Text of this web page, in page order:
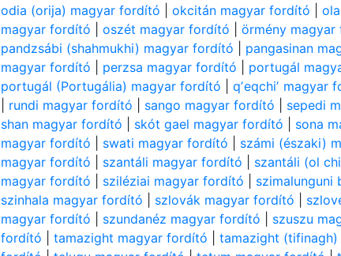
odia (orija) magyar fordító |okcitán magyar fordító |
magyar fordító |oszét magyar fordító |örmény magyar
pandzsábi (shahmukhi) magyar fordító
pangasinan
magyar fordító
perzsa magyar fordító portugál
portugál (Portugália) magyar fordító |qʼeqchiʼ magyar
rundi magyar fordító sango magyar fordító sepedi
shan magyar fordító
skót gael magyar fordító sona
magyar fordító
swati magyar fordító számi (északi)
magyar fordító
szantáli magyar fordító szantáli (ol
magyar fordító
sziléziai magyar fordító szimalunguni
szinhala magyar fordító
szlovák magyar fordító
magyar fordító
szundanéz magyar fordító szuszu
fordító |tamazight magyar fordító |tamazight